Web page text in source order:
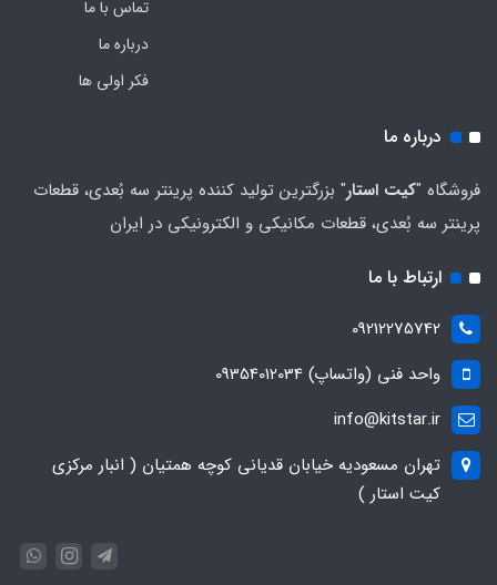
تماس با ما
درباره ما
فکر اولی ها
درباره ما
فروشگاه "کیت استار" بزرگترین تولید کننده پرینتر سه بُعدی، قطعات
پرینتر سه بُعدی، قطعات مکانیکی و الکترونیکی در ایران
ارتباط با ما
09212275742
واحد فنی (واتساپ) 09354012034
info@kitstar.ir
تهران مسعودیه خیابان قدیانی کوچه همتیان ( انبار مرکزی
کیت استار )